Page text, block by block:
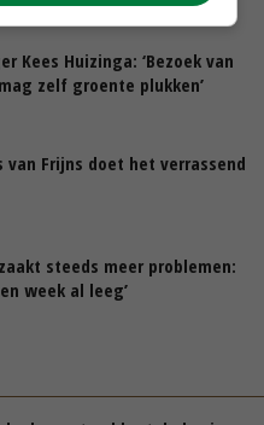
Kees Huizinga: ‘Bezoek van
zelf groente plukken’
van Frijns doet het verrassend
steeds meer problemen:
week al leeg’